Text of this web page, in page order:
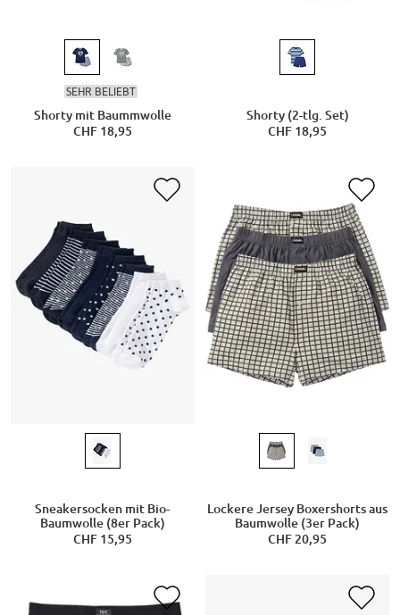
SEHR BELIEBT
Shorty mit Baummwolle
CHF 18,95
Shorty (2-tlg. Set)
CHF 18,95
Sneakersocken mit Bio-
Baumwolle (8er Pack)
CHF 15,95
Lockere Jersey Boxershorts aus
Baumwolle (3er Pack)
CHF 20,95